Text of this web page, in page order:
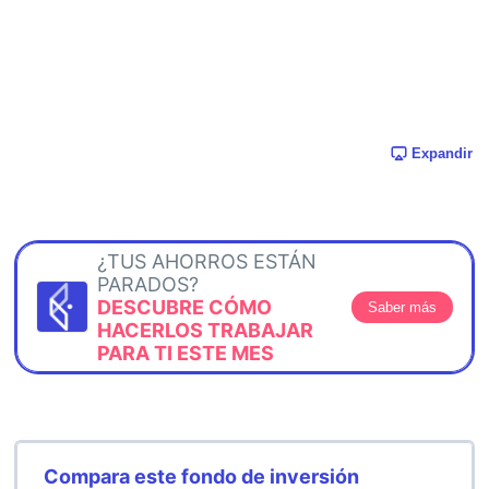
Expandir
¿TUS AHORROS ESTÁN
PARADOS?
DESCUBRE CÓMO
HACERLOS TRABAJAR
PARA TI ESTE MES
Saber más
Compara este fondo de inversión